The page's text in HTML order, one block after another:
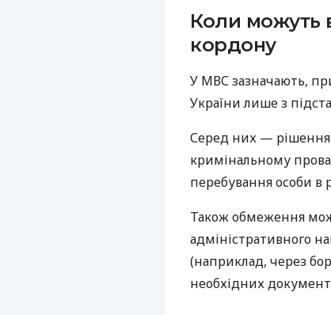
Коли можуть
кордону
У МВС зазначають,
України лише з
Серед них — рішення
кримінальному
перебування особи в
Також обмеження
адміністративного
(наприклад, через
необхідних